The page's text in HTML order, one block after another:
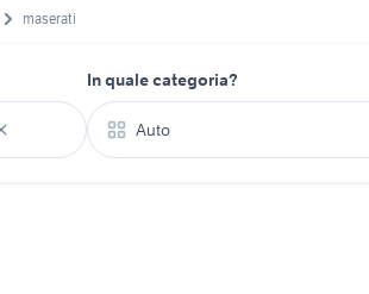
maserati
In quale categoria?
Auto